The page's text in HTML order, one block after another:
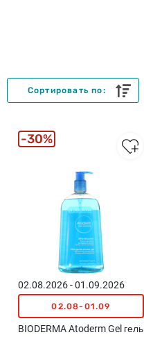
Сортировать по:
02.08.2026 - 01.09.2026
02.08-01.09
BIODERMA Atoderm Gel гель
30%